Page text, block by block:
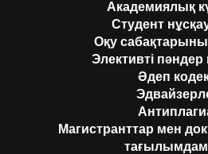
Академиялық
Студент
Оқу
Элективті пәндер
Әдеп
Магистранттар мен